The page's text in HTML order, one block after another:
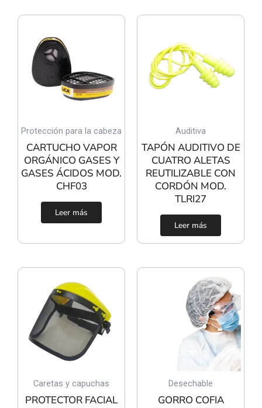
Protección para la cabeza
CARTUCHO VAPOR
ORGÁNICO GASES Y
GASES ÁCIDOS MOD.
CHF03
Leer más
Auditiva
TAPÓN AUDITIVO DE
CUATRO ALETAS
REUTILIZABLE CON
CORDÓN MOD.
TLRI27
Leer más
Caretas y capuchas
PROTECTOR FACIAL
Desechable
GORRO COFIA